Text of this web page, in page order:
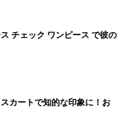
チェック ワンピース で彼の
カートで知的な印象に！お